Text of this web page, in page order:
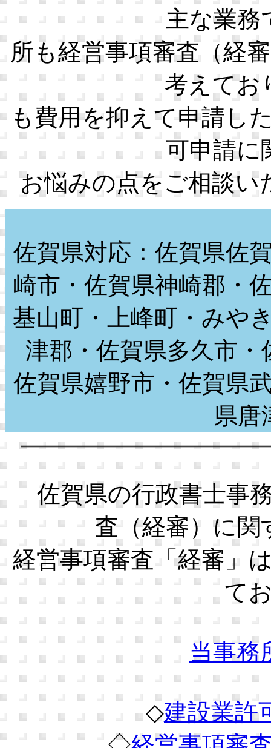
主な業務
所も経営事項審査（経
考えてお
も費用を抑えて申請し
可申請に
お悩みの点をご相談い
佐賀県対応：佐賀県佐
崎市・佐賀県神崎郡・
基山町・上峰町・みや
津郡・佐賀県多久市
佐賀県嬉野市・佐賀県
県
佐賀県の行政書士事
査（経審）に関
経営事項審査「経審」
て
当事務
◇建設業許